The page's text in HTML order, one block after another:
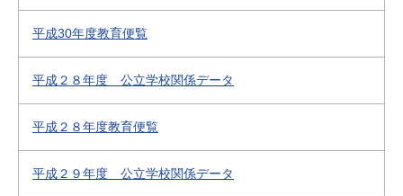
平成30年度教育便覧
平成２８年度 公立学校関係データ
平成２８年度教育便覧
平成２９年度 公立学校関係データ